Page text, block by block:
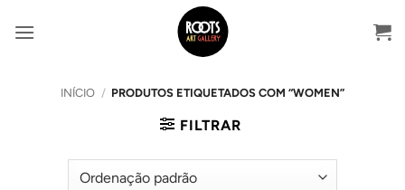
INÍCIO / PRODUTOS ETIQUETADOS COM “WOMEN”
FILTRAR